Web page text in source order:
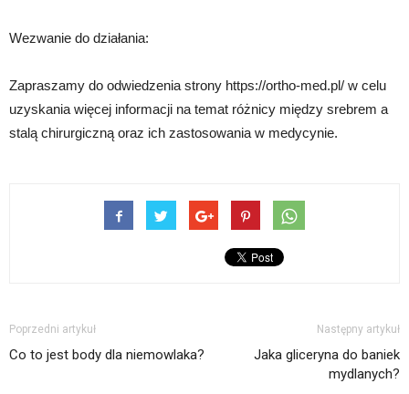
Wezwanie do działania:
Zapraszamy do odwiedzenia strony https://ortho-med.pl/ w celu
uzyskania więcej informacji na temat różnicy między srebrem a
stalą chirurgiczną oraz ich zastosowania w medycynie.
Poprzedni artykuł
Co to jest body dla niemowlaka?
Następny artykuł
Jaka gliceryna do baniek
mydlanych?